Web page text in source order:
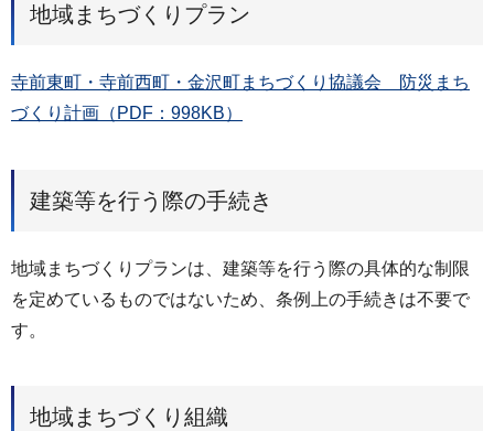
地域まちづくりプラン
寺前東町・寺前西町・金沢町まちづくり協議会 防災まち
づくり計画（PDF：998KB）
建築等を行う際の手続き
地域まちづくりプランは、建築等を行う際の具体的な制限
を定めているものではないため、条例上の手続きは不要で
す。
地域まちづくり組織